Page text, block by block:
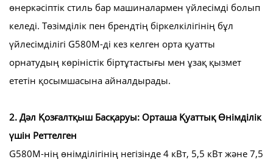
өнеркәсіптік стиль бар машиналармен үйлесімді болып
келеді. Төзімділік пен брендтің біркелкілігінің бұл
үйлесімділігі G580M-ді кез келген орта қуатты
орнатудың көріністік біртұтастығы мен ұзақ қызмет
ететін қосымшасына айналдырады.
2. Дәл Қозғалтқыш Басқаруы: Орташа Қуаттық Өнімділік
үшін Реттелген
G580M-нің өнімділігінің негізінде 4 кВт, 5,5 кВт және 7,5